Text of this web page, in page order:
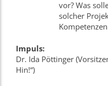
vor? Was
solcher
Impuls:
Dr. Ida Pöttinger
Hin!“)